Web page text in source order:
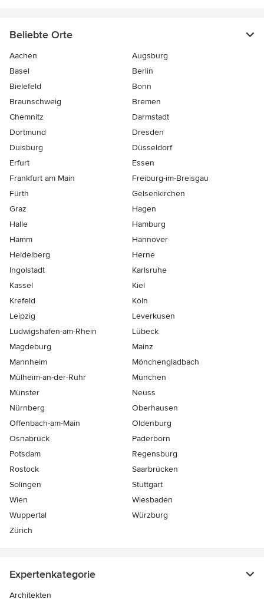
Beliebte Orte
Aachen
Augsburg
Basel
Berlin
Bielefeld
Bonn
Braunschweig
Bremen
Chemnitz
Darmstadt
Dortmund
Dresden
Duisburg
Düsseldorf
Erfurt
Essen
Frankfurt am Main
Freiburg-im-Breisgau
Fürth
Gelsenkirchen
Graz
Hagen
Halle
Hamburg
Hamm
Hannover
Heidelberg
Herne
Ingolstadt
Karlsruhe
Kassel
Kiel
Krefeld
Köln
Leipzig
Leverkusen
Ludwigshafen-am-Rhein
Lübeck
Magdeburg
Mainz
Mannheim
Mönchen­gladbach
Mülheim-an-der-Ruhr
München
Münster
Neuss
Nürnberg
Oberhausen
Offenbach-am-Main
Oldenburg
Osnabrück
Paderborn
Potsdam
Regensburg
Rostock
Saarbrücken
Solingen
Stuttgart
Wien
Wiesbaden
Wuppertal
Würzburg
Zürich
Expertenkategorie
Architekten